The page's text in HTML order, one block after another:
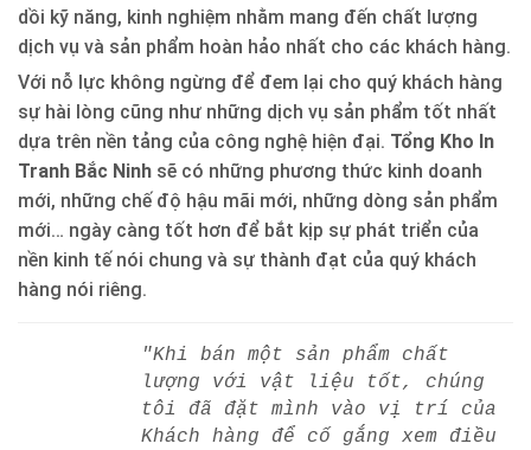
dồi kỹ năng, kinh nghiệm nhằm mang đến chất lượng
dịch vụ và sản phẩm hoàn hảo nhất cho các khách hàng.
Với nỗ lực không ngừng để đem lại cho quý khách hàng
sự hài lòng cũng như những dịch vụ sản phẩm tốt nhất
dựa trên nền tảng của công nghệ hiện đại. Tổng Kho In
Tranh Bắc Ninh sẽ có những phương thức kinh doanh
mới, những chế độ hậu mãi mới, những dòng sản phẩm
mới… ngày càng tốt hơn để bắt kịp sự phát triển của
nền kinh tế nói chung và sự thành đạt của quý khách
hàng nói riêng.
"Khi bán một sản phẩm chất
lượng với vật liệu tốt, chúng
tôi đã đặt mình vào vị trí của
Khách hàng để cố gắng xem điều